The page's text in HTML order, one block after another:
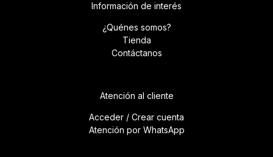
Información de interés
¿Quénes somos?
Tienda
Contáctanos
Atención al cliente
Acceder / Crear cuenta
Atención por WhatsApp